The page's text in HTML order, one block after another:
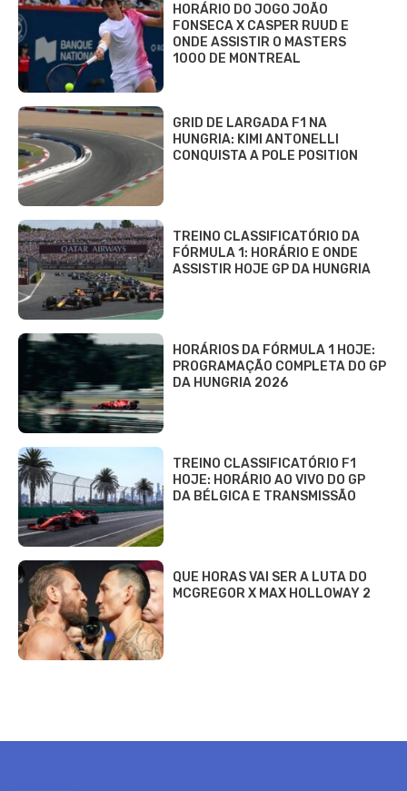
HORÁRIO DO JOGO JOÃO
FONSECA X CASPER RUUD E
ONDE ASSISTIR O MASTERS
1000 DE MONTREAL
GRID DE LARGADA F1 NA
HUNGRIA: KIMI ANTONELLI
CONQUISTA A POLE POSITION
TREINO CLASSIFICATÓRIO DA
FÓRMULA 1: HORÁRIO E ONDE
ASSISTIR HOJE GP DA HUNGRIA
HORÁRIOS DA FÓRMULA 1 HOJE:
PROGRAMAÇÃO COMPLETA DO GP
DA HUNGRIA 2026
TREINO CLASSIFICATÓRIO F1
HOJE: HORÁRIO AO VIVO DO GP
DA BÉLGICA E TRANSMISSÃO
QUE HORAS VAI SER A LUTA DO
MCGREGOR X MAX HOLLOWAY 2